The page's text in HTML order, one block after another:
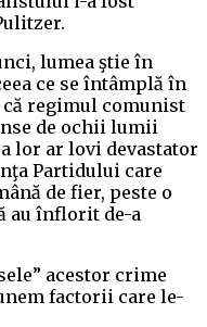
lumea ştie în
ce se întâmplă în
regimul comunist
de ochii lumii
lor ar lovi devastator
Partidului care
de fier, peste o
au înflorit de-a
acestor crime
factorii care le-